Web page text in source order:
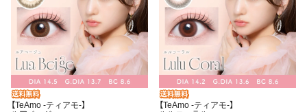
【TeAmo -ティアモ-】
【TeAmo -ティアモ-】